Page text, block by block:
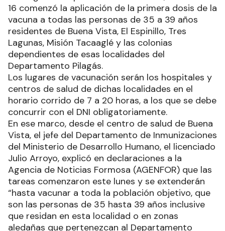
16 comenzó la aplicación de la primera dosis de la
vacuna a todas las personas de 35 a 39 años
residentes de Buena Vista, El Espinillo, Tres
Lagunas, Misión Tacaaglé y las colonias
dependientes de esas localidades del
Departamento Pilagás.
Los lugares de vacunación serán los hospitales y
centros de salud de dichas localidades en el
horario corrido de 7 a 20 horas, a los que se debe
concurrir con el DNI obligatoriamente.
En ese marco, desde el centro de salud de Buena
Vista, el jefe del Departamento de Inmunizaciones
del Ministerio de Desarrollo Humano, el licenciado
Julio Arroyo, explicó en declaraciones a la
Agencia de Noticias Formosa (AGENFOR) que las
tareas comenzaron este lunes y se extenderán
“hasta vacunar a toda la población objetivo, que
son las personas de 35 hasta 39 años inclusive
que residan en esta localidad o en zonas
aledañas que pertenezcan al Departamento